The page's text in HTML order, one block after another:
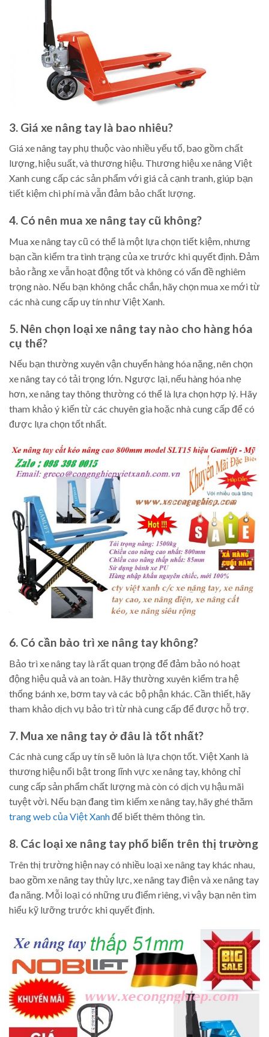
3. Giá xe nâng tay là bao nhiêu?
Giá xe nâng tay phụ thuộc vào nhiều yếu tố, bao gồm chất
lượng, hiệu suất, và thương hiệu. Thương hiệu xe nâng Việt
Xanh cung cấp các sản phẩm với giá cả cạnh tranh, giúp bạn
tiết kiệm chi phí mà vẫn đảm bảo chất lượng.
4. Có nên mua xe nâng tay cũ không?
Mua xe nâng tay cũ có thể là một lựa chọn tiết kiệm, nhưng
bạn cần kiểm tra tình trạng của xe trước khi quyết định. Đảm
bảo rằng xe vẫn hoạt động tốt và không có vấn đề nghiêm
trọng nào. Nếu bạn không chắc chắn, hãy chọn mua xe mới từ
các nhà cung cấp uy tín như Việt Xanh.
5. Nên chọn loại xe nâng tay nào cho hàng hóa
cụ thể?
Nếu bạn thường xuyên vận chuyển hàng hóa nặng, nên chọn
xe nâng tay có tải trọng lớn. Ngược lại, nếu hàng hóa nhẹ
hơn, xe nâng tay thông thường có thể là lựa chọn hợp lý. Hãy
tham khảo ý kiến từ các chuyên gia hoặc nhà cung cấp để có
được lựa chọn tốt nhất.
6. Có cần bảo trì xe nâng tay không?
Bảo trì xe nâng tay là rất quan trọng để đảm bảo nó hoạt
động hiệu quả và an toàn. Hãy thường xuyên kiểm tra hệ
thống bánh xe, bơm tay và các bộ phận khác. Cần thiết, hãy
tham khảo dịch vụ bảo trì từ nhà cung cấp để được hỗ trợ.
7. Mua xe nâng tay ở đâu là tốt nhất?
Các nhà cung cấp uy tín sẽ luôn là lựa chọn tốt. Việt Xanh là
thương hiệu nổi bật trong lĩnh vực xe nâng tay, không chỉ
cung cấp sản phẩm chất lượng mà còn có dịch vụ hậu mãi
tuyệt vời. Nếu bạn đang tìm kiếm xe nâng tay, hãy ghé thăm
trang web của Việt Xanhđể biết thêm thông tin.
8. Các loại xe nâng tay phổ biến trên thị trường
Trên thị trường hiện nay có nhiều loại xe nâng tay khác nhau,
bao gồm xe nâng tay thủy lực, xe nâng tay điện và xe nâng tay
đa năng. Mỗi loại có những ưu điểm riêng, vì vậy bạn nên tìm
hiểu kỹ lưỡng trước khi quyết định.